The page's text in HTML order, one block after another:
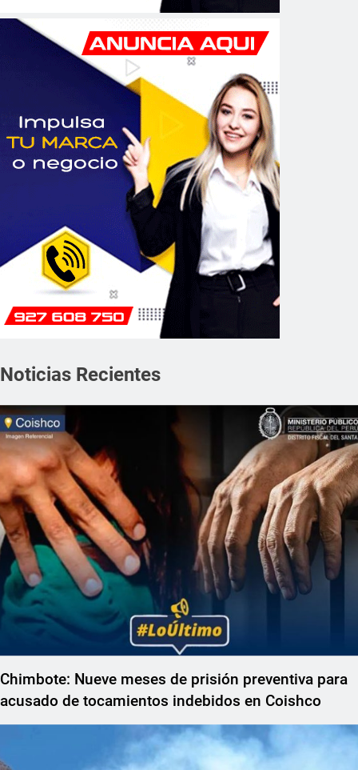
Noticias Recientes
Chimbote: Nueve meses de prisión preventiva para
acusado de tocamientos indebidos en Coishco